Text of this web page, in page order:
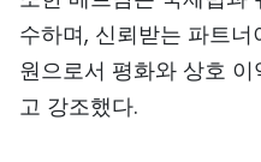
수하며, 신뢰받는 파트
원으로서 평화와 상호
고 강조했다.